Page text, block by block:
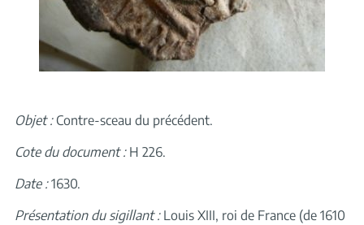
Objet :Contre-sceau du précédent.
Cote du document :H 226.
Date :1630.
Présentation du sigillant :Louis XIII, roi de France (de 1610